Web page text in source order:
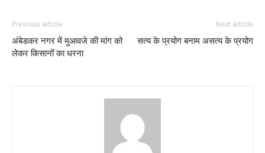
Previous article
अंबेडकर नगर में मुआवजे की मांग को
लेकर किसानों का धरना
Next article
सत्य के प्रयोग बनाम असत्य के प्रयोग